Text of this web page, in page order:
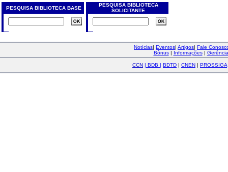
PESQUISA BIBLIOTECA BASE
PESQUISA BIBLIOTECA
SOLICITANTE
Notícias| Eventos| Artigos| Fale
Bônus| Informações| Gerência
CCN | BDB | BDTD | CNEN | PROSSIGA